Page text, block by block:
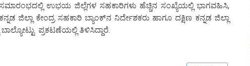
ಉಭಯ ಜಿಲ್ಲೆಗಳ ಸಹಕಾರಿಗಳು ಹೆಚ್ಚಿನ ಸಂಖ್ಯೆಯಲ್ಲಿ ಭಾಗವಹಿಸಿ,
ಜಿಲ್ಲಾ ಕೇಂದ್ರ ಸಹಕಾರಿ ಬ್ಯಾಂಕ್‌ನ ನಿರ್ದೇಶಕರು ಹಾಗೂ ದಕ್ಷಿಣ ಕನ್ನಡ ಜಿಲ್ಲಾ
ಪ್ರಕಟಣೆಯಲ್ಲಿ ತಿಳಿಸಿದ್ದಾರೆ.